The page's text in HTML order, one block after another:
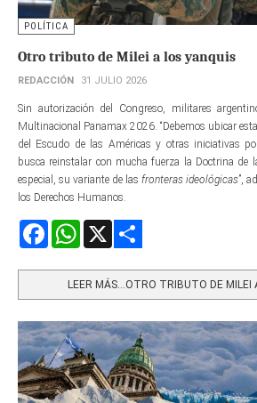
POLÍTICA
Otro tributo de Milei a los yanquis
REDACCIÓN 31 JULIO 2026
Sin autorización del Congreso, militares
Multinacional Panamax 2026. “Debemos ubicar
del Escudo de las Américas y otras iniciativas
busca reinstalar con mucha fuerza la Doctrina de
especial, su variante de las fronteras ideológicas”,
los Derechos Humanos.
FacebookWhatsApp
LEER MÁS…OTRO TRIBUTO DE MILEI